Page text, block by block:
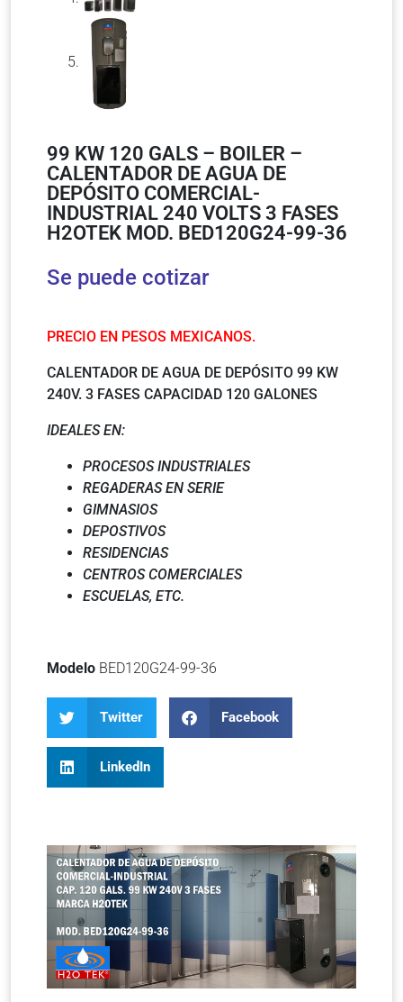
99 KW 120 GALS – BOILER –
CALENTADOR DE AGUA DE
DEPÓSITO COMERCIAL-
INDUSTRIAL 240 VOLTS 3 FASES
H2OTEK MOD. BED120G24-99-36
Se puede cotizar
PRECIO EN PESOS MEXICANOS.
CALENTADOR DE AGUA DE DEPÓSITO 99 KW
240V. 3 FASES CAPACIDAD 120 GALONES
IDEALES EN:
PROCESOS INDUSTRIALES
REGADERAS EN SERIE
GIMNASIOS
DEPOSTIVOS
RESIDENCIAS
CENTROS COMERCIALES
ESCUELAS, ETC.
Modelo BED120G24-99-36
Twitter Facebook
LinkedIn